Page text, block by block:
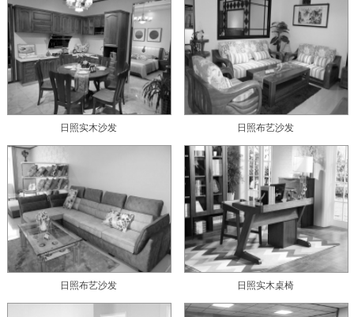
日照实木沙发 日照布艺沙发
日照布艺沙发 日照实木桌椅